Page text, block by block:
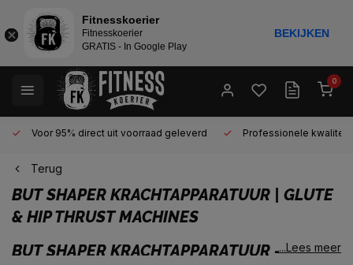
0
Voor 95% direct uit voorraad geleverd Professionele kwaliteit
Terug
BUT SHAPER KRACHTAPPARATUUR | GLUTE
& HIP THRUST MACHINES
BUT SHAPER KRACHTAPPARATUUR – DÉ...Lees meer
Fitnesskoerier
Fitnesskoerier
GRATIS - In Google Play
BEKIJKEN